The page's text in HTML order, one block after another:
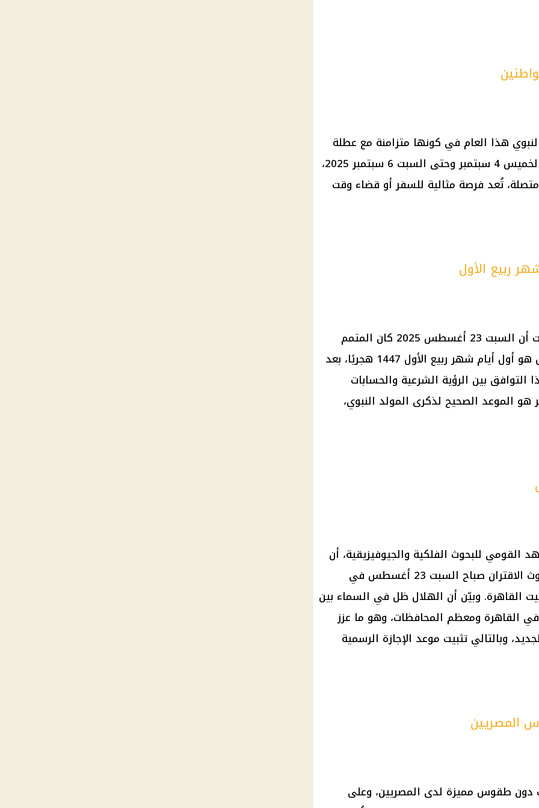
هذا العام في كونها متزامنة مع عطلة
نهاية الأسبوع، حيث تمتد من يوم الخميس 4 سبتمبر وحتى السبت 6 سبتمبر 2025،
متصلة، تُعد فرصة مثالية للسفر أو قضاء وقت
ربيع الأول
كانت دار الإفتاء المصرية قد أوضحت أن السبت 23 أغسطس 2025 كان المتمم
لشهر صفر، وأن الأحد 24 أغسطس هو أول أيام شهر ربيع الأول 1447 هجريًا، بعد
بين الرؤية الشرعية والحسابات
بدوره أن يوم 4 سبتمبر هو الموعد الصحيح لذكرى المولد النبوي،
القومي للبحوث الفلكية والجيوفيزيقية، أن
هلال شهر ربيع الأول وُلد عقب حدوث الاقتران صباح السبت 23 أغسطس في
القاهرة. وبيّن أن الهلال ظل في السماء بين
القاهرة ومعظم المحافظات، وهو ما عزز
وبالتالي تثبيت موعد الإجازة الرسمية
المصريين
دون طقوس مميزة لدى المصريين، وعلى